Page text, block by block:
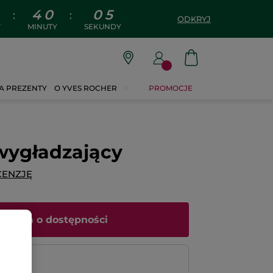
: 4 0
MINUTY
: 0 4
SEKUNDY
ODKRYJ
PREZENTY O YVES ROCHER PROMOCJE
o dostępności